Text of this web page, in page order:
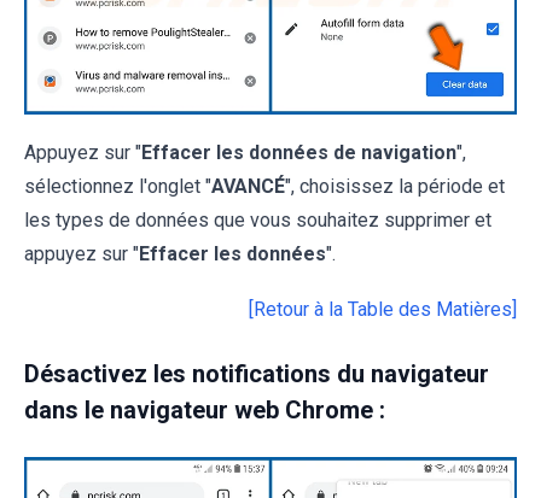
Appuyez sur "Effacer les données de navigation",
sélectionnez l'onglet "AVANCÉ", choisissez la période et
les types de données que vous souhaitez supprimer et
appuyez sur "Effacer les données".
[Retour à la Table des Matières]
Désactivez les notifications du navigateur
dans le navigateur web Chrome :